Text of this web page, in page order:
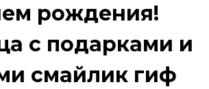
рождения!
с подарками и
смайлик гиф